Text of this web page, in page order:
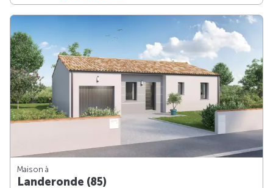
Maison à
Landeronde (85)